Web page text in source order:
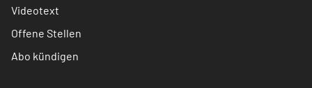
Videotext
Offene Stellen
Abo kündigen